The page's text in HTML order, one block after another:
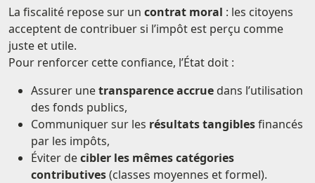
La fiscalité repose sur un contrat moral : les citoyens
acceptent de contribuer si l’impôt est perçu comme
juste et utile.
Pour renforcer cette confiance, l’État doit :
Assurer unetransparence accrue dans l’utilisation
des fonds publics,
Communiquer sur les résultats tangiblesfinancés
par les impôts,
Éviter decibler les mêmes catégories
contributives(classes moyennes et formel).